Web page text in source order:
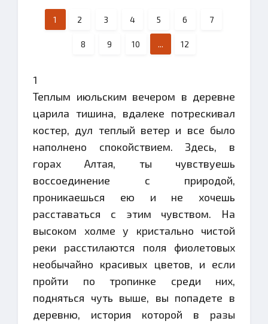
1 2 3 4 5 6 7
8 9 10 ... 12
1
Теплым июльским вечером в деревне
царила тишина, вдалеке потрескивал
костер, дул теплый ветер и все было
наполнено спокойствием. Здесь, в
горах Алтая, ты чувствуешь
воссоединение с природой,
проникаешься ею и не хочешь
расставаться с этим чувством. На
высоком холме у кристально чистой
реки расстилаются поля фиолетовых
необычайно красивых цветов, и если
пройти по тропинке среди них,
подняться чуть выше, вы попадете в
деревню, история которой в разы